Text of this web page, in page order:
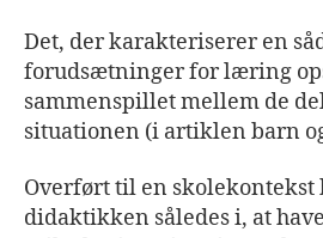
Det, der karakteriserer en
forudsætninger for læring
sammenspillet mellem de
situationen (i artiklen barn
Overført til en skolekontekst
didaktikken således i, at